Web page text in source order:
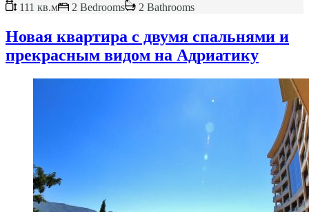
111 кв.м
2 Bedrooms 2 Bathrooms
Новая квартира с двумя спальнями и
прекрасным видом на Адриатику